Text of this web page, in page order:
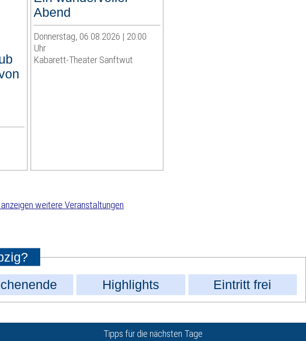
Abend
Donnerstag, 06.08.2026 | 20:00
Uhr
Kabarett-Theater Sanftwut
weitere Veranstaltungen
Highlights Eintritt frei
Tipps für die nächsten Tage